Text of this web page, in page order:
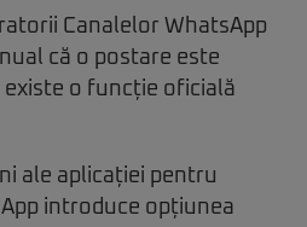
Canalelor WhatsApp
că o postare este
o funcție oficială
ale aplicației pentru
introduce opțiunea